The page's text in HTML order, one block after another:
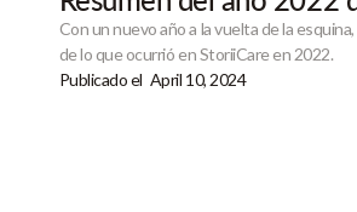
Con un nuevo año a la vuelta de la
de lo que ocurrió en StoriiCare en 2022.
Publicado el April 10, 2024